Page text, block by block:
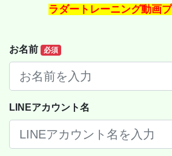
ラダートレーニング動画
お名前 必須
LINEアカウント名